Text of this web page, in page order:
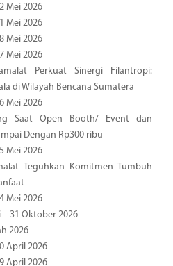
Mei 2026
Mei 2026
Mei 2026
Mei 2026
Perkuat Sinergi Filantropi:
di Wilayah Bencana Sumatera
Mei 2026
Saat Open Booth/ Event dan
Dengan Rp300 ribu
Mei 2026
Teguhkan Komitmen Tumbuh
Mei 2026
– 31 Oktober 2026
2026
April 2026
April 2026